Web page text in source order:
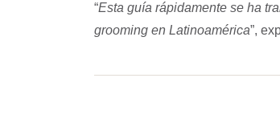
“Esta guía rápidamente se ha
grooming en Latinoamérica”,